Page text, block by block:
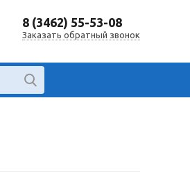
8 (3462) 55-53-08
Заказать обратный звонок